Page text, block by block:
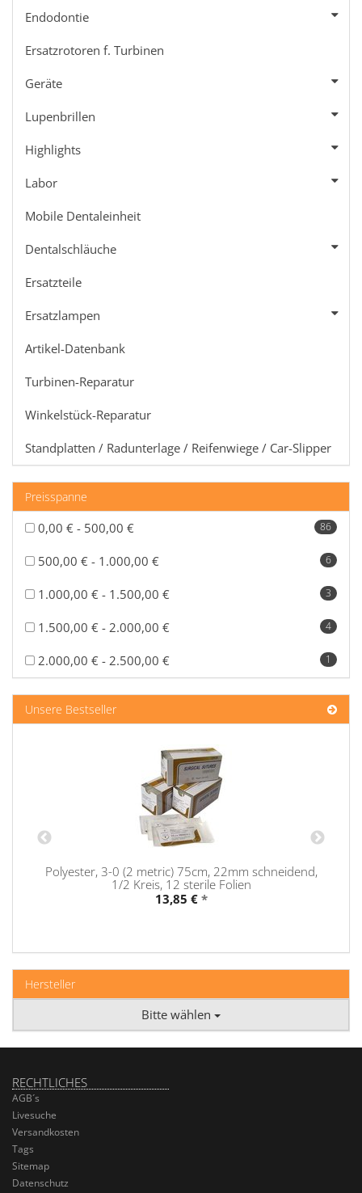
Endodontie
Ersatzrotoren f. Turbinen
Geräte
Lupenbrillen
Highlights
Labor
Mobile Dentaleinheit
Dentalschläuche
Ersatzteile
Ersatzlampen
Artikel-Datenbank
Turbinen-Reparatur
Winkelstück-Reparatur
Standplatten / Radunterlage / Reifenwiege / Car-Slipper
Preisspanne
0,00 € - 500,00 € 86
500,00 € - 1.000,00 € 6
1.000,00 € - 1.500,00 € 3
1.500,00 € - 2.000,00 € 4
2.000,00 € - 2.500,00 € 1
Unsere Bestseller
Polyester, 3-0 (2 metric) 75cm, 22mm schneidend,
1/2 Kreis, 12 sterile Folien
13,85 € *
Hersteller
Bitte wählen
RECHTLICHES
AGB´s
Livesuche
Versandkosten
Tags
Sitemap
Datenschutz